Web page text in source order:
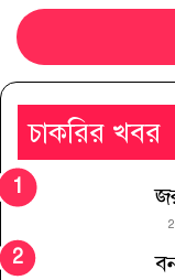
চাকরির খবর